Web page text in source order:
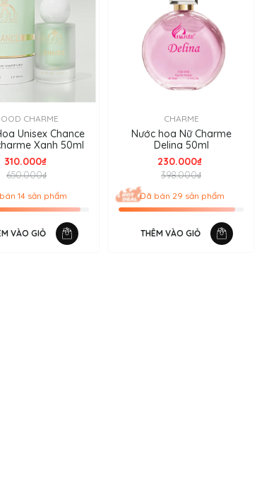
CHARME
Unisex Chance
Xanh 50ml
310.000₫
650.000₫
14 sản phẩm
VÀO GIỎ
CHARME
Nước hoa Nữ Charme
Delina 50ml
230.000₫
398.000₫
Đã bán 29 sản phẩm
THÊM VÀO GIỎ